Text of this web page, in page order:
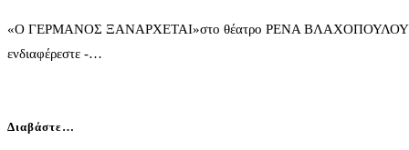
«O ΓΕΡΜΑΝΟΣ ΞΑΝΑΡΧΕΤΑΙ»στο θέατρο ΡΕΝΑ ΒΛΑΧΟΠΟΥΛΟΥ
ενδιαφέρεστε -…
Διαβάστε…